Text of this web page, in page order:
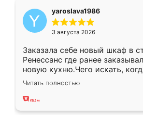
yaroslava1986
3 августа 2026
Заказала себе новый шкаф в
Ренессанс где ранее
новую кухню.Чего искать,
вполне довольна. Служит
два года, нареканий нет.
Читать полностью